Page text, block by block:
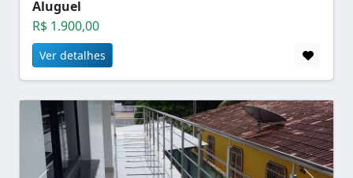
Aluguel
R$ 1.900,00
Ver detalhes